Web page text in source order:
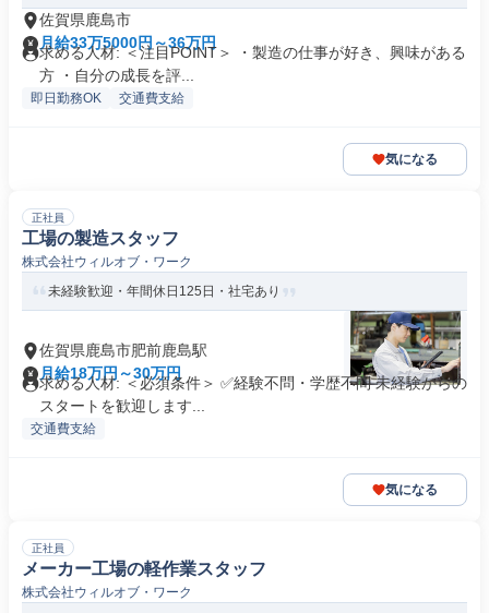
佐賀県鹿島市
月給33万5000円～36万円
求める人材: ＜注目POINT＞ ・製造の仕事が好き、興味がある
方 ・自分の成長を評...
即日勤務OK 交通費支給
気になる
正社員
工場の製造スタッフ
株式会社ウィルオブ・ワーク
未経験歓迎・年間休日125日・社宅あり
佐賀県鹿島市肥前鹿島駅
月給18万円～30万円
求める人材: ＜必須条件＞ ✅経験不問・学歴不問 未経験からの
スタートを歓迎します...
交通費支給
気になる
正社員
メーカー工場の軽作業スタッフ
株式会社ウィルオブ・ワーク